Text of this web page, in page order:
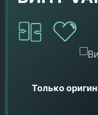
Только